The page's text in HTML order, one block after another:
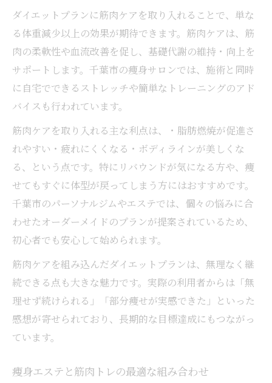
ダイエットプランに筋肉ケアを取り入れることで、単な
る体重減少以上の効果が期待できます。筋肉ケアは、筋
肉の柔軟性や血流改善を促し、基礎代謝の維持・向上を
サポートします。千葉市の痩身サロンでは、施術と同時
に自宅でできるストレッチや簡単なトレーニングのアド
バイスも行われています。
筋肉ケアを取り入れる主な利点は、・脂肪燃焼が促進さ
れやすい・疲れにくくなる・ボディラインが美しくな
る、という点です。特にリバウンドが気になる方や、痩
せてもすぐに体型が戻ってしまう方にはおすすめです。
千葉市のパーソナルジムやエステでは、個々の悩みに合
わせたオーダーメイドのプランが提案されているため、
初心者でも安心して始められます。
筋肉ケアを組み込んだダイエットプランは、無理なく継
続できる点も大きな魅力です。実際の利用者からは「無
理せず続けられる」「部分痩せが実感できた」といった
感想が寄せられており、長期的な目標達成にもつながっ
ています。
痩身エステと筋肉トレの最適な組み合わせ